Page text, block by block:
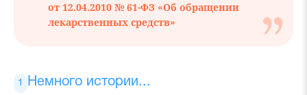
от 12.04.2010 № 61-ФЗ «Об обращении
лекарственных средств»
Немного истории...